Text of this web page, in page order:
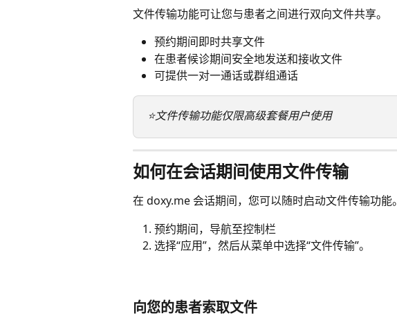
文件传输功能可让您与患者之间进行双向文件共享。
预约期间即时共享文件
在患者候诊期间安全地发送和接收文件
可提供一对一通话或群组通话
⭐️文件传输功能仅限高级套餐用户使用
如何在会话期间使用文件传输
在 doxy.me 会话期间，您可以随时启动文件传输功能。
预约期间，导航至控制栏
选择“应用”，然后从菜单中选择“文件传输”。
向您的患者索取文件